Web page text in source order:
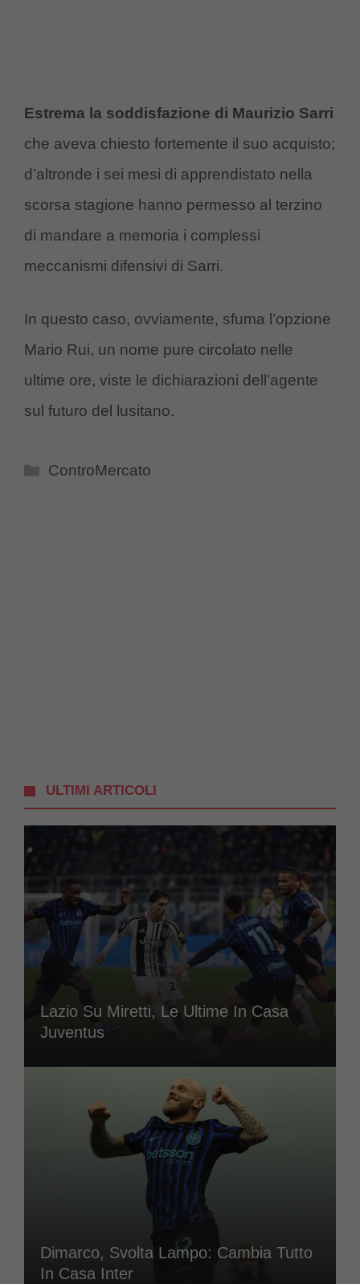
Estrema la soddisfazione di Maurizio Sarri
che aveva chiesto fortemente il suo acquisto;
d’altronde i sei mesi di apprendistato nella
scorsa stagione hanno permesso al terzino
di mandare a memoria i complessi
meccanismi difensivi di Sarri.
In questo caso, ovviamente, sfuma l’opzione
Mario Rui, un nome pure circolato nelle
ultime ore, viste le dichiarazioni dell’agente
sul futuro del lusitano.
Categorie
ControMercato
ULTIMI ARTICOLI
Lazio Su Miretti, Le Ultime In Casa
Juventus
Dimarco, Svolta Lampo: Cambia Tutto
In Casa Inter